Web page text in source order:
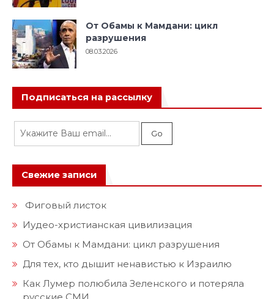
От Обамы к Мамдани: цикл
разрушения
08.03.2026
Подписаться на рассылку
Свежие записи
Фиговый листок
Иудео-христианская цивилизация
От Обамы к Мамдани: цикл разрушения
Для тех, кто дышит ненавистью к Израилю
Как Лумер полюбила Зеленского и потеряла